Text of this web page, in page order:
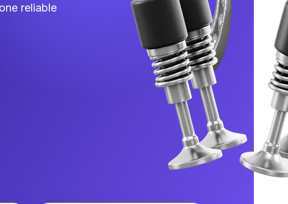
reliable